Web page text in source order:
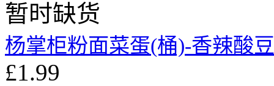
暂时缺货
杨掌柜粉面菜蛋(桶)-香辣酸
£1.99